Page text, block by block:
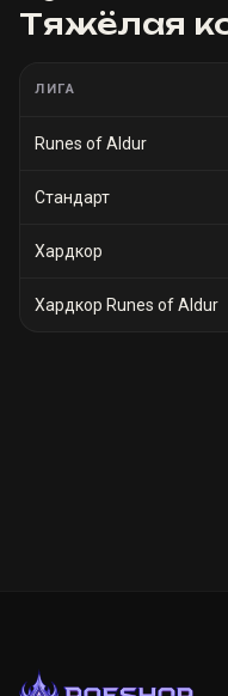
Тяжёлая
ЛИГА
Runes of Aldur
Стандарт
Хардкор
Хардкор Runes of Aldur